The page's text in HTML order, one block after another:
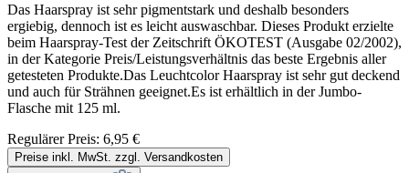
Das Haarspray ist sehr pigmentstark und deshalb besonders
ergiebig, dennoch ist es leicht auswaschbar. Dieses Produkt erzielte
beim Haarspray-Test der Zeitschrift ÖKOTEST (Ausgabe 02/2002),
in der Kategorie Preis/Leistungsverhältnis das beste Ergebnis aller
getesteten Produkte.Das Leuchtcolor Haarspray ist sehr gut deckend
und auch für Strähnen geeignet.Es ist erhältlich in der Jumbo-
Flasche mit 125 ml.
Regulärer Preis: 6,95 €
Preise inkl. MwSt. zzgl. Versandkosten